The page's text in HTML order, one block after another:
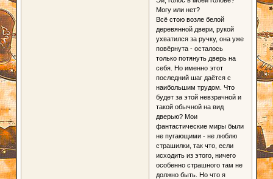
Могу или нет?
Всё стою возле белой
деревянной двери, рукой
ухватился за ручку, она уже
повёрнута - осталось
только потянуть дверь на
себя. Но именно этот
последний шаг даётся с
наибольшим трудом. Что
будет за этой невзрачной и
такой обычной на вид
дверью? Мои
фантастические миры были
не пугающими - не люблю
страшилки, так что, если
исходить из этого, ничего
особенно страшного там не
должно быть. Но что я